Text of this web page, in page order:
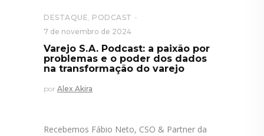
DESTAQUE PODCAST
7 de novembro de 2024
Varejo S.A. Podcast: a paixão por
problemas e o poder dos dados
na transformação do varejo
por Alex Akira
Recebemos Fábio Neto, CSO & Partner da